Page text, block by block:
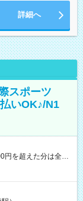
詳細へ
スポーツ
いOK♪/N1
★日払い
お仕事後はコン